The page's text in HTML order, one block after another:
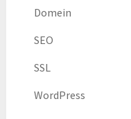
Domein
SEO
SSL
WordPress